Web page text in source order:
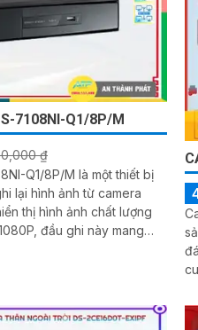
7108NI-Q1/8P/M
₫
Q1/8P/M là một thiết bị
lại hình ảnh từ camera
đầu ghi này mang